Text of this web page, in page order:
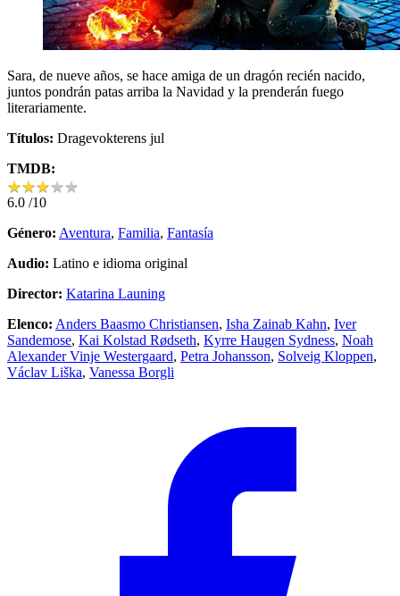
Sara, de nueve años, se hace amiga de un dragón recién nacido,
juntos pondrán patas arriba la Navidad y la prenderán fuego
literariamente.
Títulos: Dragevokterens jul
TMDB:
★★★★★
★★★★★
6.0 /10
Género: Aventura, Familia, Fantasía
Audio: Latino e idioma original
Director: Katarina Launing
Elenco: Anders Baasmo Christiansen, Isha Zainab Kahn, Iver
Sandemose, Kai Kolstad Rødseth, Kyrre Haugen Sydness, Noah
Alexander Vinje Westergaard, Petra Johansson, Solveig Kloppen,
Václav Liška, Vanessa Borgli